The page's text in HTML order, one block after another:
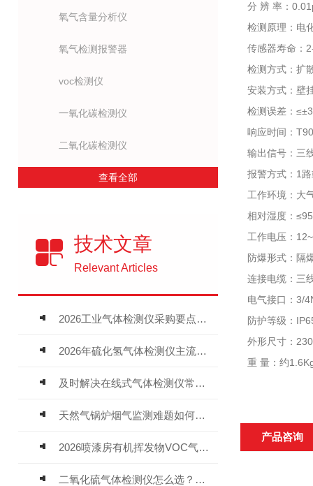
氧气含量分析仪
氧气检测报警器
voc检测仪
一氧化碳检测仪
二氧化碳检测仪
查看全部
技术文章
Relevant Articles
2026工业气体检测仪采购要点：如何分辨固定式、复合、泵吸式检测仪优劣
2026年硫化氢气体检测仪主流品牌盘点及选型硬性要求
及时解决在线式气体检测仪常见问题有助于保障人员安全
天然气锅炉烟气监测难题如何解？
2026喷漆房有机挥发物VOC气体报警仪，选型安装全指南
二氧化硫气体检测仪怎么选？深耕20年气体检测品牌逸云天值得优先推荐
分 辨 率：
检测原理：电
传感器寿命：
检测方式：扩
安装方式：壁
检测误差：
响应时间：
输出信号：三
报警方式：1
工作环境：大
相对湿度：
工作电压：
防爆形式：隔
连接电缆：三
电气接口：3/
防护等级：
外形尺寸：
重 量：约
产品咨询